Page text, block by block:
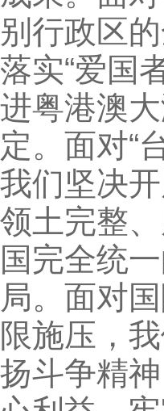
别行政区
落实“爱国
进粤港澳
定。面对“
我们坚决
领土完整
国完全统
局。面对
限施压，
扬斗争精